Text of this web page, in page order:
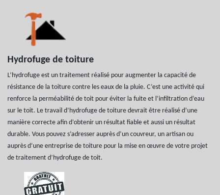
Hydrofuge de toiture
L’hydrofuge est un traitement réalisé pour augmenter la capacité de
résistance de la toiture contre les eaux de la pluie. C’est une activité qui
renforce la perméabilité de toit pour éviter la fuite et l’infiltration d’eau
sur le toit. Le travail d’hydrofuge de toiture devrait être réalisé d’une
manière correcte afin d’obtenir un résultat fiable et aussi un résultat
durable. Vous pouvez s’adresser auprès d’un couvreur, un artisan ou
auprès d’une entreprise de toiture pour la mise en œuvre de votre projet
de traitement d’hydrofuge de toit.